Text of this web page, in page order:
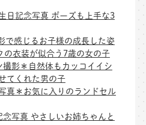
日記念写真 ポーズも上手な3
で感じるお子様の成長した姿
衣装が似合う7歳の女の子
影＊自然体もカッコイイシ
てくれた男の子
真＊お気に入りのランドセル
写真 やさしいお姉ちゃんと